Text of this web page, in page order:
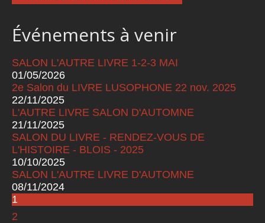
Événements à venir
SALON L'AUTRE LIVRE 1-2-3 MAI
01/05/2026
2e Salon du LIVRE LUSOPHONE 22 nov. 2025
22/11/2025
L'AUTRE LIVRE SALON D'AUTOMNE
21/11/2025
SALON DU LIVRE - RENDEZ-VOUS DE
L'HISTOIRE - BLOIS - 2025
10/10/2025
SALON L'AUTRE LIVRE D'AUTOMNE
08/11/2024
Pages
1
2